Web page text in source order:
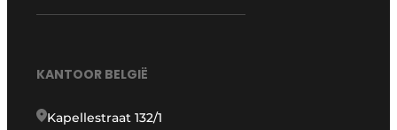
KANTOOR BELGIË
Kapellestraat 132/1